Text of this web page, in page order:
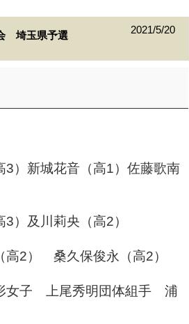
埼玉県予選
2021/5/20
）新城花音（高1）佐藤歌南
川莉央（高2）
桑久保俊永（高2）
尾秀明団体組手 浦